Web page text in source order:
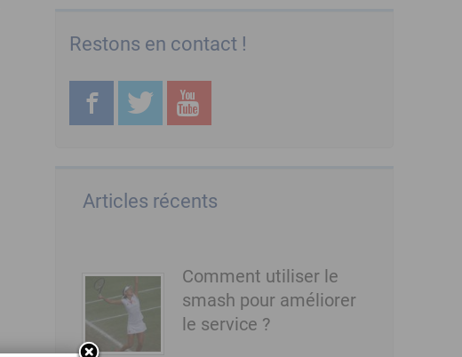
Restons en contact !
Articles récents
Comment utiliser le
smash pour améliorer
le service ?